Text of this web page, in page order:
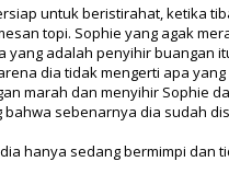
untuk beristirahat, ketika
topi. Sophie yang agak
adalah penyihir buangan
dia tidak mengerti apa
marah dan menyihir Sophie
sebenarnya dia sudah
hanya sedang bermimpi dan